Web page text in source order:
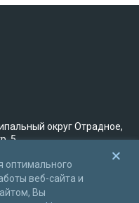
округ Отрадное,
5
с
оптимального
веб-сайта и
Вы